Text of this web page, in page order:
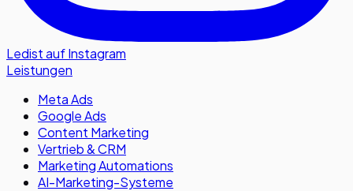
Ledist auf Instagram
Leistungen
Meta Ads
Google Ads
Content Marketing
Vertrieb & CRM
Marketing Automations
AI-Marketing-Systeme